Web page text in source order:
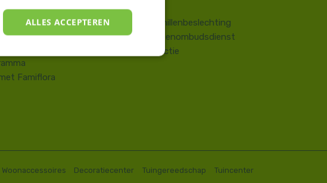
Famiflora
Famiflora
Vragen
Onlinegeschillenbeslechting
Consumentenombudsdienst
Terugroepactie
Woonaccessoires Decoratiecenter Tuingereedschap Tuincenter
ALLES ACCEPTEREN